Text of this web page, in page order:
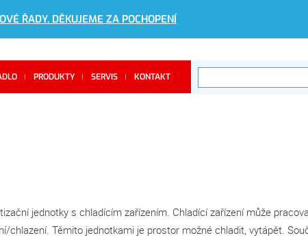
ŘADY. DĚKUJEME ZA POCHOPENÍ
PRODUKTY SERVIS KONTAKT
jednotky s chladícím zařízením. Chladící zařízení může
chlazení. Těmito jednotkami je prostor možné chladit, vytápět.